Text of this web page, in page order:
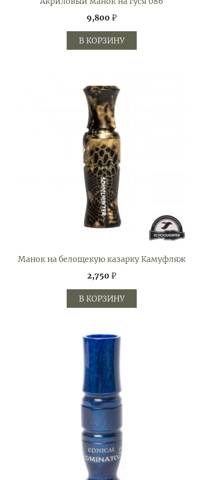
9,800 ₽
В КОРЗИНУ
Манок на белощекую казарку Камуфляж
2,750 ₽
В КОРЗИНУ